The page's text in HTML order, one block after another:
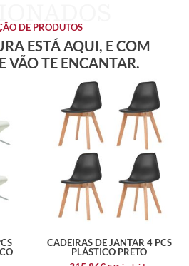
DE PRODUTOS
ESTÁ AQUI, E COM
VÃO TE ENCANTAR.
CADEIRAS DE JANTAR 4 PCS
PLÁSTICO PRETO